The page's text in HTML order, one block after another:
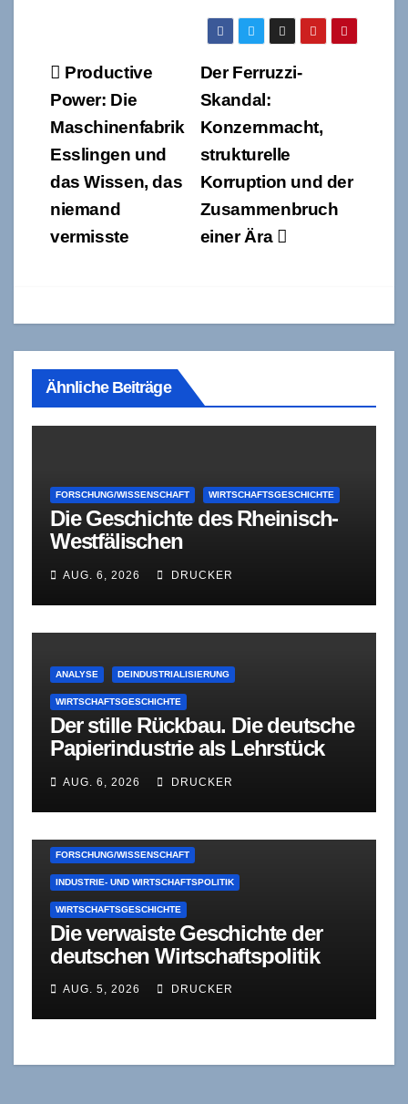
Beitragsnavigation
Der Ferruzzi-
Skandal:
Konzernmacht,
strukturelle
Korruption und der
Zusammenbruch
einer Ära
Productive
Power: Die
Maschinenfabrik
Esslingen und
das Wissen, das
niemand
vermisste
Ähnliche Beiträge
FORSCHUNG/WISSENSCHAFT WIRTSCHAFTSGESCHICHTE
Die Geschichte des Rheinisch-
Westfälischen
AUG. 6, 2026 DRUCKER
ANALYSE DEINDUSTRIALISIERUNG
WIRTSCHAFTSGESCHICHTE
Der stille Rückbau. Die deutsche
Papierindustrie als Lehrstück
Konsolidierung
AUG. 6, 2026 DRUCKER
FORSCHUNG/WISSENSCHAFT
INDUSTRIE- UND WIRTSCHAFTSPOLITIK
WIRTSCHAFTSGESCHICHTE
Die verwaiste Geschichte der
deutschen Wirtschaftspolitik
AUG. 5, 2026 DRUCKER